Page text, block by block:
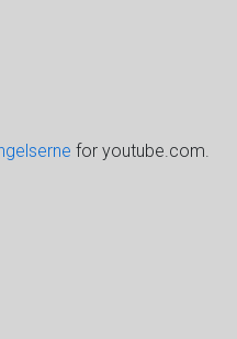
for youtube.com.